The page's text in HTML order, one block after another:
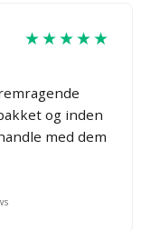
★★★★★
og inden
med dem